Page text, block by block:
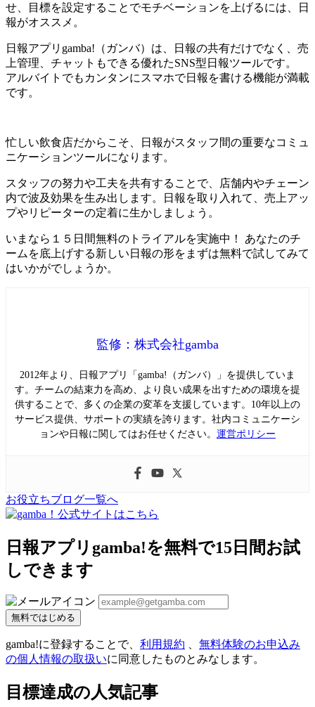
せ、目標を設定することでモチベーションを上げるには、日
報がオススメ。
日報アプリgamba!（ガンバ）は、日報の共有だけでなく、売
上管理、チャットもできる優れたSNS型日報ツールです。
アルバイトでもカンタンにスマホで日報を書ける機能が満載
です。
忙しい飲食店だからこそ、日報がスタッフ間の重要なコミュ
ニケーションツールになります。
スタッフの努力や工夫を共有することで、店舗内やチェーン
内で波及効果を生み出します。日報を取り入れて、売上アッ
プやリピーターの定着に生かしましょう。
いまなら１５日間無料のトライアルを実施中！ あなたのチ
ームを底上げする新しい日報の形をまずは無料で試してみて
はいかがでしょうか。
監修：株式会社gamba
2012年より、日報アプリ「gamba!（ガンバ）」を提供していま
す。チームの結束力を高め、より良い成果を出すための環境を提
供することで、多くの企業の変革を支援しています。10年以上の
サービス提供、サポートの実績を誇ります。社内コミュニケーシ
ョンや日報に関してはお任せください。 運営ポリシー
お役立ちブログ一覧へ
日報アプリgamba!を無料で15日間お試
しできます
無料ではじめる
gamba!に登録することで、 利用規約 、 無料体験のお申込み
の個人情報の取扱いに同意したものとみなします。
目標達成の人気記事